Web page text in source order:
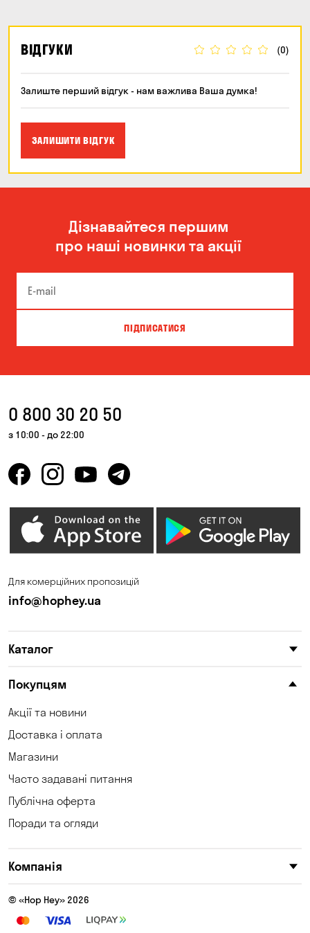
ВІДГУКИ (0)
Залиште перший відгук - нам важлива Ваша думка!
ЗАЛИШИТИ ВІДГУК
Дізнавайтеся першим
про наші новинки та акції
ПІДПИСАТИСЯ
0 800 30 20 50
з 10:00 - до 22:00
Для комерційних пропозицій
info@hophey.ua
Каталог
Покупцям
Акції та новини
Доставка і оплата
Магазини
Часто задавані питання
Публічна оферта
Поради та огляди
Компанія
© «Hop Hey» 2026